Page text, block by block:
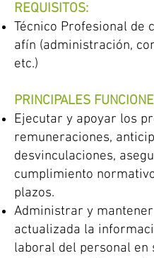
REQUISITOS:
Técnico Profesional de
afín (administración,
etc.)
PRINCIPALES
Ejecutar y apoyar los
remuneraciones,
desvinculaciones,
cumplimiento
plazos.
Administrar y mantener
actualizada la
laboral del personal en